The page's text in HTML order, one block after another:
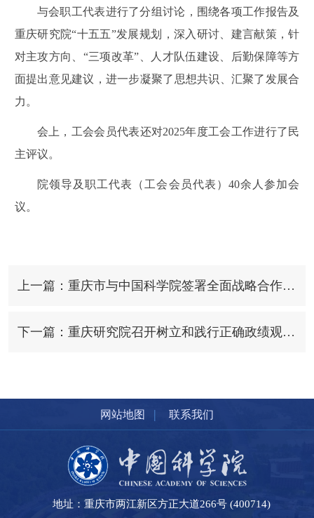
与会职工代表进行了分组讨论，围绕各项工作报告及
重庆研究院“十五五”发展规划，深入研讨、建言献策，针
对主攻方向、“三项改革”、人才队伍建设、后勤保障等方
面提出意见建议，进一步凝聚了思想共识、汇聚了发展合
力。
会上，工会会员代表还对2025年度工会工作进行了民
主评议。
院领导及职工代表（工会会员代表）40余人参加会
议。
上一篇：重庆市与中国科学院签署全面战略合作协议 袁家军会见侯建国一行并见证签约
下一篇：重庆研究院召开树立和践行正确政绩观学习教育专题会
网站地图 | 联系我们
地址：重庆市两江新区方正大道266号 (400714)